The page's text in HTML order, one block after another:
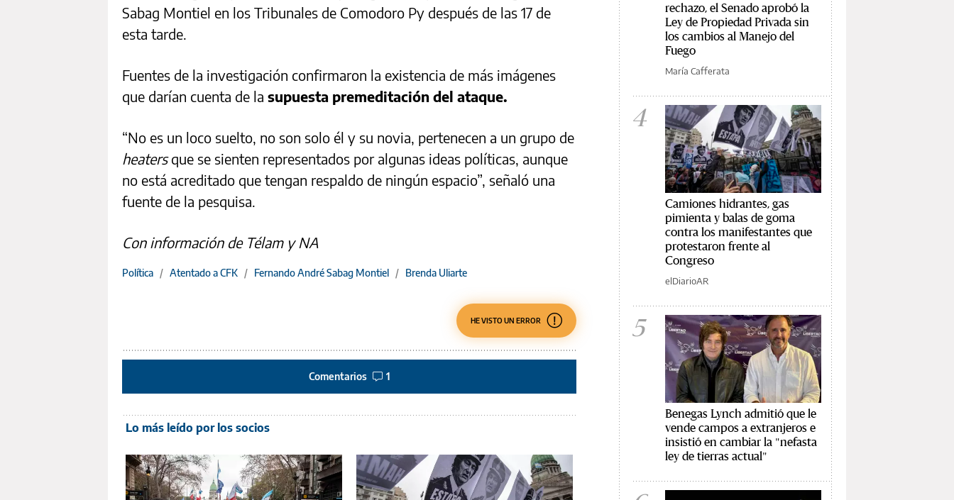
Sabag Montiel en los Tribunales de Comodoro Py después de las 17 de
esta tarde.
Fuentes de la investigación confirmaron la existencia de más imágenes
que darían cuenta de la supuesta premeditación del ataque.
“No es un loco suelto, no son solo él y su novia, pertenecen a un grupo de
heatersque se sienten representados por algunas ideas políticas, aunque
no está acreditado que tengan respaldo de ningún espacio”, señaló una
fuente de la pesquisa.
Con información de Télam y NA
Política / Atentado a CFK / Fernando André Sabag Montiel / Brenda Uliarte
HE VISTO UN ERROR
Comentarios 1
Lo más leído por los socios
rechazo, el Senado aprobó la
Ley de Propiedad Privada sin
los cambios al Manejo del
Fuego
María Cafferata
4
Camiones hidrantes, gas
pimienta y balas de goma
contra los manifestantes que
protestaron frente al
Congreso
elDiarioAR
5
Benegas Lynch admitió que le
vende campos a extranjeros e
insistió en cambiar la "nefasta
ley de tierras actual"